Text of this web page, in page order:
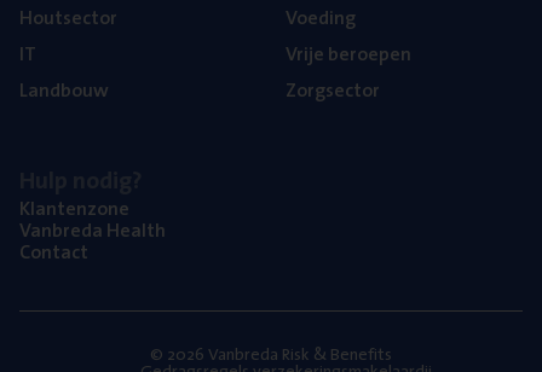
Hout­sec­tor
IT
Land­bouw
Voe­ding
Vrije beroe­pen
Zorg­sec­tor
Klan­ten­zo­ne
Van­b­re­da Health
Con­tact
© 2026 Vanbreda Risk & Benefits